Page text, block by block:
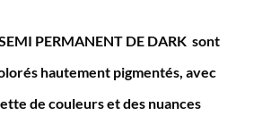
PERMANENT DE DARK sont
hautement pigmentés, avec
de couleurs et des nuances